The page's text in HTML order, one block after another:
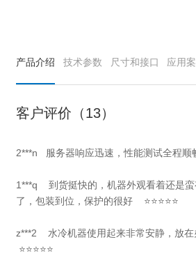
产品介绍 技术参数 尺寸和接口 应用
客户评价（13）
2***n 服务器响应迅速，性能测试全程顺
1***q 到货挺快的，机器外观看着还是
了，包装到位，保护的很好
⭐⭐⭐⭐⭐
z***2 水冷机器使用起来非常安静，放在
⭐⭐⭐⭐⭐